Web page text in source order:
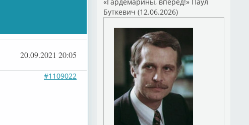
20.09.2021 20:05
#1109022
Буткевич (12.06.2026)